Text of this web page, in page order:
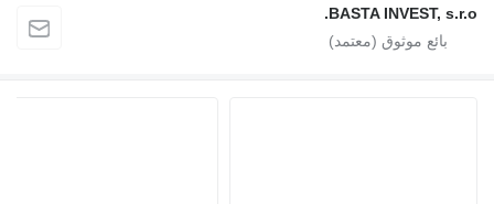
BASTA INVEST, s.r.o.